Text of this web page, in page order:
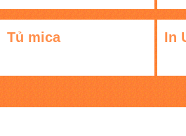
Tủ mica In